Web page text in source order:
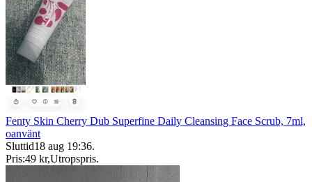
Fenty Skin Cherry Dub Superfine Daily Cleansing Face Scrub, 7ml,
oanvänt
Sluttid18 aug 19:36.
Pris:49 kr,Utropspris.